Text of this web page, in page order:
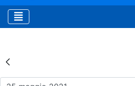
Risultati della